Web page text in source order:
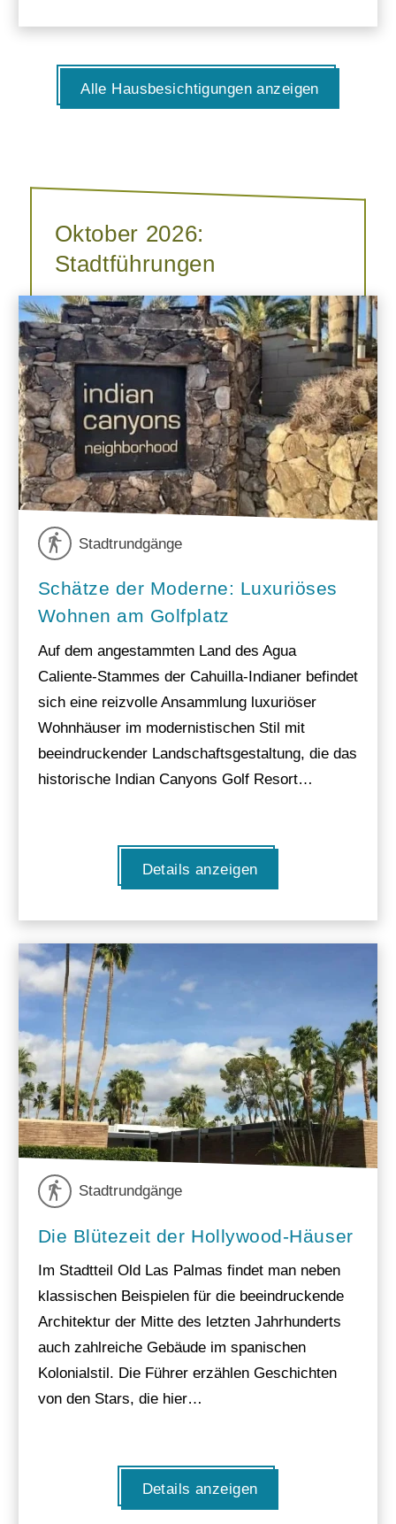
Alle Hausbesichtigungen anzeigen
Oktober 2026:
Stadtführungen
Stadtrundgänge
Schätze der Moderne: Luxuriöses
Wohnen am Golfplatz
Auf dem angestammten Land des Agua
Caliente-Stammes der Cahuilla-Indianer befindet
sich eine reizvolle Ansammlung luxuriöser
Wohnhäuser im modernistischen Stil mit
beeindruckender Landschaftsgestaltung, die das
historische Indian Canyons Golf Resort…
Details anzeigen
Stadtrundgänge
Die Blütezeit der Hollywood-Häuser
Im Stadtteil Old Las Palmas findet man neben
klassischen Beispielen für die beeindruckende
Architektur der Mitte des letzten Jahrhunderts
auch zahlreiche Gebäude im spanischen
Kolonialstil. Die Führer erzählen Geschichten
von den Stars, die hier…
Details anzeigen